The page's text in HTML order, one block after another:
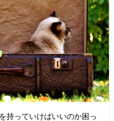
持っていけばいいのか困っ